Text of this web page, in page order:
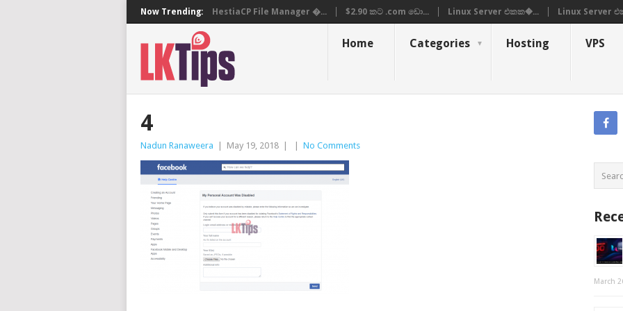
Now Trending: HestiaCP File Manager �... $2.90 කට .com ඩො... Linux Server එකක�... Linux Server
Home Categories Hosting VPS
4
Nadun Ranaweera May 19, 2018 No Comments
March